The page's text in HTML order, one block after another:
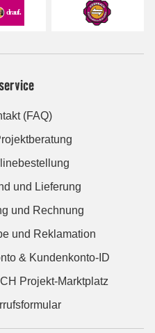
(FAQ)
und Lieferung
und Rechnung
und Reklamation
& Kundenkonto-ID
Projekt-Marktplatz